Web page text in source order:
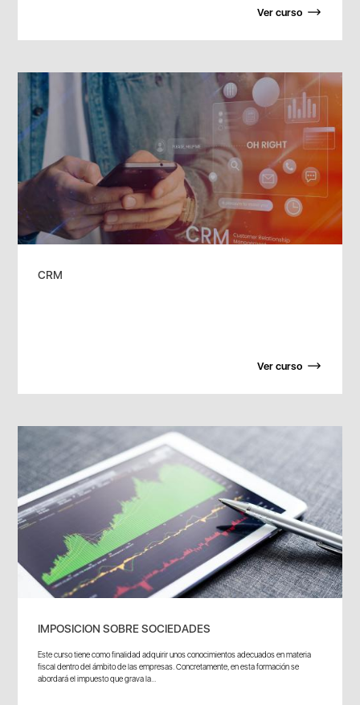
Ver curso
CRM
Ver curso
IMPOSICION SOBRE SOCIEDADES
Este curso tiene como finalidad adquirir unos conocimientos adecuados en materia
fiscal dentro del ámbito de las empresas. Concretamente, en esta formación se
abordará el impuesto que grava la...